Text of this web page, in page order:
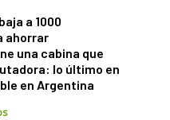
a 1000
ahorrar
una cabina que
lo último en
en Argentina